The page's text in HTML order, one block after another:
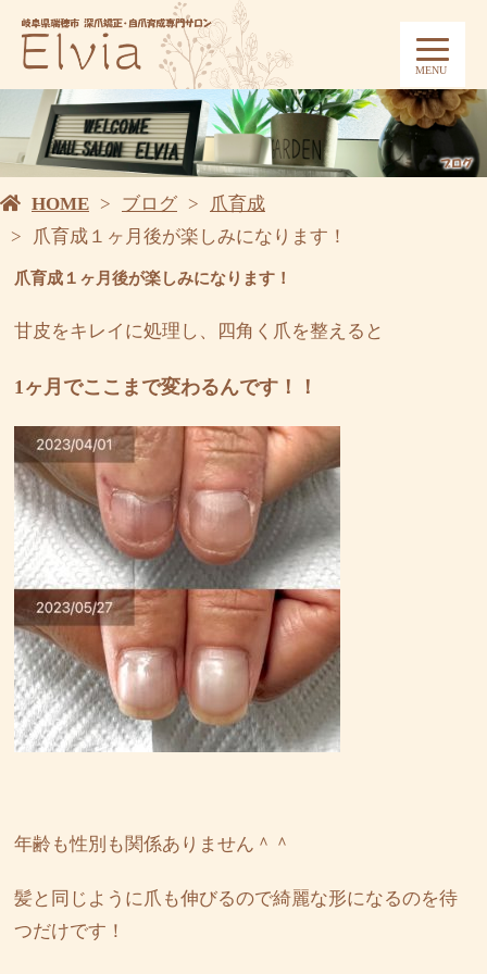
MENU
HOME ブログ
爪育成
爪育成１ヶ月後が楽しみになります！
爪育成１ヶ月後が楽しみになります！
甘皮をキレイに処理し、四角く爪を整えると
1ヶ月でここまで変わるんです！！
年齢も性別も関係ありません＾＾
髪と同じように爪も伸びるので綺麗な形になるのを待
つだけです！